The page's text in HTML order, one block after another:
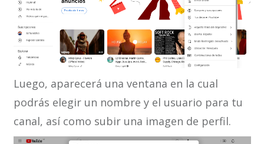
Luego, aparecerá una ventana en la cual
podrás elegir un nombre y el usuario para tu
canal, así como subir una imagen de perfil.